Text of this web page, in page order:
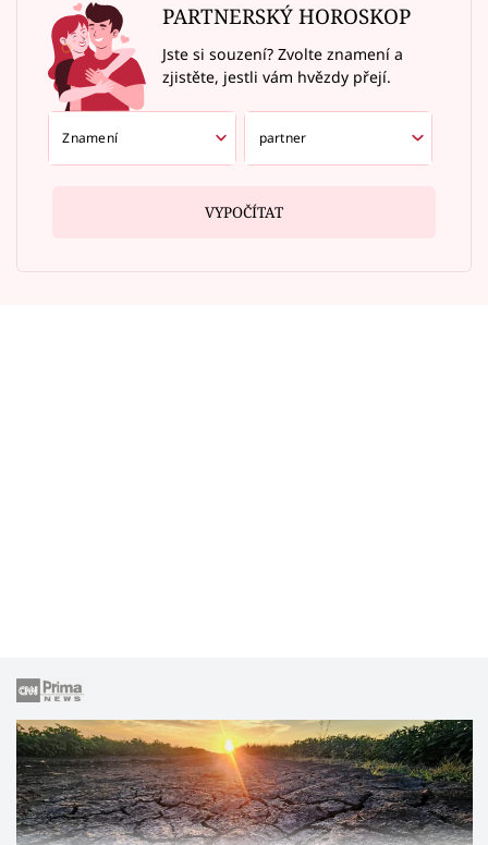
PARTNERSKÝ HOROSKOP
Jste si souzení? Zvolte znamení a
zjistěte, jestli vám hvězdy přejí.
VYPOČÍTAT